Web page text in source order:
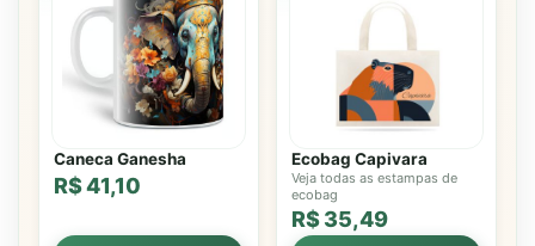
Caneca Ganesha
R$ 41,10
Ecobag Capivara
Veja todas as estampas de
ecobag
R$ 35,49